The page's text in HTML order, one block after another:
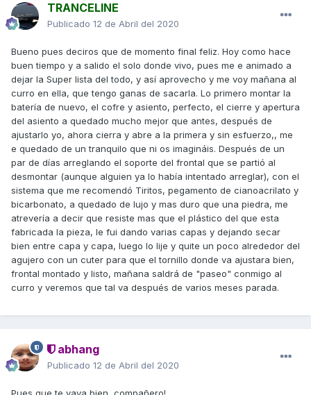
TRANCELINE
Publicado 12 de Abril del 2020
Bueno pues deciros que de momento final feliz. Hoy como hace
buen tiempo y a salido el solo donde vivo, pues me e animado a
dejar la Super lista del todo, y así aprovecho y me voy mañana al
curro en ella, que tengo ganas de sacarla. Lo primero montar la
batería de nuevo, el cofre y asiento, perfecto, el cierre y apertura
del asiento a quedado mucho mejor que antes, después de
ajustarlo yo, ahora cierra y abre a la primera y sin esfuerzo,, me
e quedado de un tranquilo que ni os imagináis. Después de un
par de días arreglando el soporte del frontal que se partió al
desmontar (aunque alguien ya lo había intentado arreglar), con el
sistema que me recomendó Tiritos, pegamento de cianoacrilato y
bicarbonato, a quedado de lujo y mas duro que una piedra, me
atrevería a decir que resiste mas que el plástico del que esta
fabricada la pieza, le fui dando varias capas y dejando secar
bien entre capa y capa, luego lo lije y quite un poco alrededor del
agujero con un cuter para que el tornillo donde va ajustara bien,
frontal montado y listo, mañana saldrá de "paseo" conmigo al
curro y veremos que tal va después de varios meses parada.
abhang
Publicado 12 de Abril del 2020